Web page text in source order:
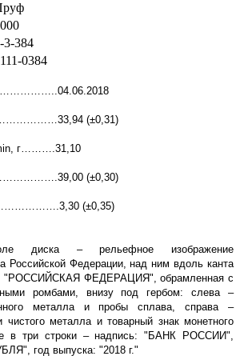
3-384
0384
(±0,31)
, г……….31,10
(±0,30)
(±0,35)
диска – рельефное изображение
Российской Федерации, над ним вдоль канта
"РОССИЙСКАЯ ФЕДЕРАЦИЯ", обрамленная с
ромбами, внизу под гербом: слева –
металла и пробы сплава, справа –
чистого металла и товарный знак монетного
в три строки – надпись: "БАНК РОССИИ",
год выпуска: "2018 г."